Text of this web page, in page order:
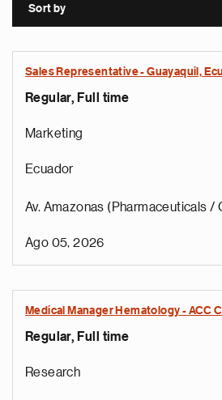
Sort by
Sales Representative - Guayaquil,
Regular, Full time
Marketing
Ecuador
Av. Amazonas (Pharmaceuticals /
Ago 05, 2026
Medical Manager Hematology - ACC
Regular, Full time
Research